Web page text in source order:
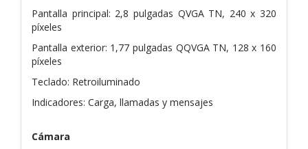
Pantalla principal: 2,8 pulgadas QVGA TN, 240 x 320
píxeles
Pantalla exterior: 1,77 pulgadas QQVGA TN, 128 x 160
píxeles
Teclado: Retroiluminado
Indicadores: Carga, llamadas y mensajes
Cámara